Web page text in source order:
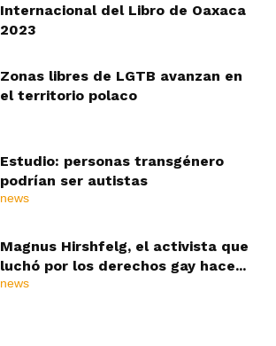
Internacional del Libro de Oaxaca
2023
Zonas libres de LGTB avanzan en
el territorio polaco
Estudio: personas transgénero
podrían ser autistas
Magnus Hirshfelg, el activista que
luchó por los derechos gay hace...